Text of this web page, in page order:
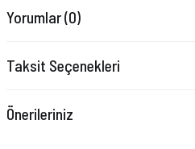
Yorumlar (0)
Taksit Seçenekleri
Önerileriniz